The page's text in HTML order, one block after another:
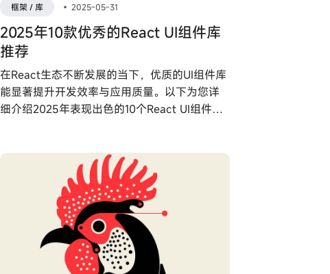
框架 / 库 •2025-05-31
2025年10款优秀的React UI组件库
推荐
在React生态不断发展的当下，优质的UI组件库
能显著提升开发效率与应用质量。以下为您详
细介绍2025年表现出色的10个React UI组件